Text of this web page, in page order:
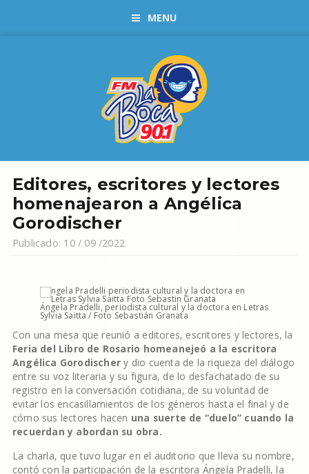
MENU
Editores, escritores y lectores
homenajearon a Angélica
Gorodischer
Publicado: 10 / 09 /2022
Ángela Pradelli, periodista cultural y la doctora en Letras
Sylvia Saitta / Foto Sebastián Granata
Con una mesa que reunió a editores, escritores y lectores, la
Feria del Libro de Rosario homeanejeó a la escritora
Angélica Gorodischer y dio cuenta de la riqueza del diálogo
entre su voz literaria y su figura, de lo desfachatado de su
registro en la conversación cotidiana, de su voluntad de
evitar los encasillamientos de los géneros hasta el final y de
cómo sus lectores hacen una suerte de “duelo” cuando la
recuerdan y abordan su obra.
La charla, que tuvo lugar en el auditorio que lleva su nombre,
contó con la participación de la escritora Ángela Pradelli, la